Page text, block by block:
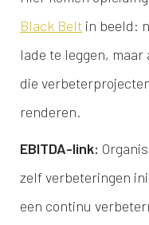
Black Belt in beeld:
lade te leggen,
die
renderen.
EBITDA-link:
zelf verbeteringen
een continu